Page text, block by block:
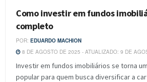
Como investir em fundos
completo
POR: EDUARDO MACHION
8 DE AGOSTO DE 2025 - ATUALIZADO: 9 DE
Investir em fundos imobiliários se torna
popular para quem busca diversificar a